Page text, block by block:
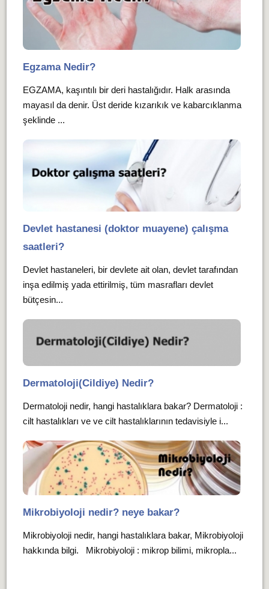
Egzama Nedir?
EGZAMA, kaşıntılı bir deri hastalığıdır. Halk arasında
mayasıl da denir. Üst deride kızarıkık ve kabarcıklanma
şeklinde ...
Devlet hastanesi (doktor muayene) çalışma
saatleri?
Devlet hastaneleri, bir devlete ait olan, devlet tarafından
inşa edilmiş yada ettirilmiş, tüm masrafları devlet
bütçesin...
Dermatoloji(Cildiye) Nedir?
Dermatoloji nedir, hangi hastalıklara bakar? Dermatoloji :
cilt hastalıkları ve ve cilt hastalıklarının tedavisiyle i...
Mikrobiyoloji nedir? neye bakar?
Mikrobiyoloji nedir, hangi hastalıklara bakar, Mikrobiyoloji
hakkında bilgi. Mikrobiyoloji : mikrop bilimi, mikropla...